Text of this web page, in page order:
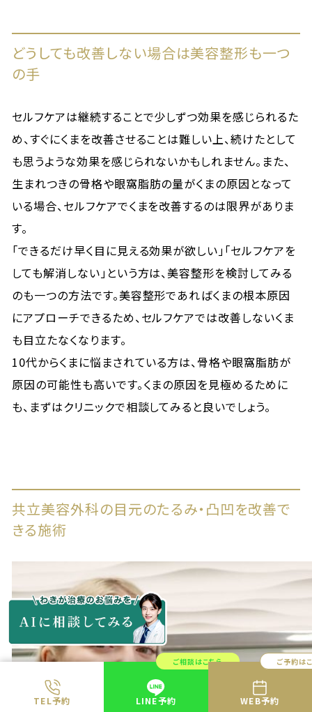
TEL予約
ご相談はこちら
LINE予約
ご予約は
WEB予約
どうしても改善しない場合は美容整形も一つ
の手
セルフケアは継続することで少しずつ効果を感じられるた
め、すぐにくまを改善させることは難しい上、続けたとして
も思うような効果を感じられないかもしれません。また、
生まれつきの骨格や眼窩脂肪の量がくまの原因となって
いる場合、セルフケアでくまを改善するのは限界がありま
す。
「できるだけ早く目に見える効果が欲しい」「セルフケアを
しても解消しない」という方は、美容整形を検討してみる
のも一つの方法です。美容整形であればくまの根本原因
にアプローチできるため、セルフケアでは改善しないくま
も目立たなくなります。
10代からくまに悩まされている方は、骨格や眼窩脂肪が
原因の可能性も高いです。くまの原因を見極めるために
も、まずはクリニックで相談してみると良いでしょう。
共立美容外科の目元のたるみ・凸凹を改善で
きる施術